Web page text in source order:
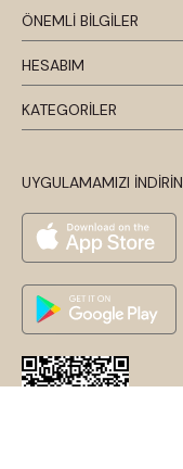
ÖNEMLİ BİLGİLER
HESABIM
KATEGORİLER
UYGULAMAMIZI İNDİRİN